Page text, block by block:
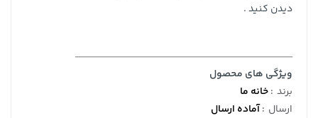
دیدن کنید .
ویژگی های محصول
برند :خانه ما
ارسال :آماده ارسال